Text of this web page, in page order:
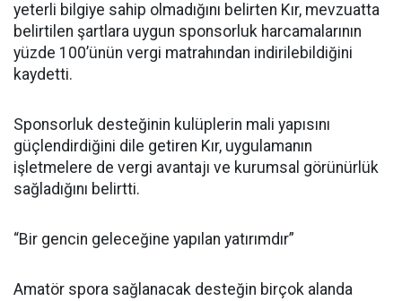
yeterli bilgiye sahip olmadığını belirten Kır, mevzuatta
belirtilen şartlara uygun sponsorluk harcamalarının
yüzde 100’ünün vergi matrahından indirilebildiğini
kaydetti.
Sponsorluk desteğinin kulüplerin mali yapısını
güçlendirdiğini dile getiren Kır, uygulamanın
işletmelere de vergi avantajı ve kurumsal görünürlük
sağladığını belirtti.
“Bir gencin geleceğine yapılan yatırımdır”
Amatör spora sağlanacak desteğin birçok alanda